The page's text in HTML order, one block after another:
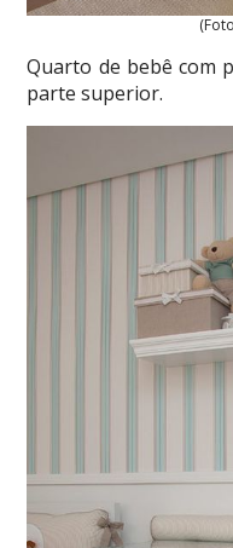
Quarto de bebê com
parte superior.